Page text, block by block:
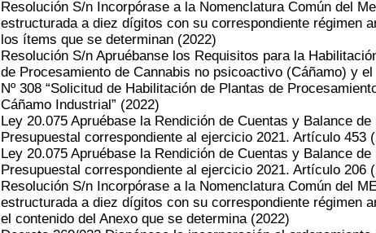
Resolución S/n Incorpórase a la Nomenclatura Común del
estructurada a diez dígitos con su correspondiente régimen
los ítems que se determinan (2022)
Resolución S/n Apruébanse los Requisitos para la
de Procesamiento de Cannabis no psicoactivo (Cáñamo) y
Nº 308 “Solicitud de Habilitación de Plantas de
Cáñamo Industrial” (2022)
Ley 20.075 Apruébase la Rendición de Cuentas y Balance de
Presupuestal correspondiente al ejercicio 2021. Artículo 453
Ley 20.075 Apruébase la Rendición de Cuentas y Balance de
Presupuestal correspondiente al ejercicio 2021. Artículo 206
Resolución S/n Incorpórase a la Nomenclatura Común del
estructurada a diez dígitos con su correspondiente régimen
el contenido del Anexo que se determina (2022)